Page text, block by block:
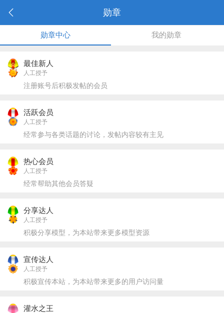
勋章
勋章中心 我的勋章
最佳新人
人工授予
注册账号后积极发帖的会员
活跃会员
人工授予
经常参与各类话题的讨论，发帖内容较有主见
热心会员
人工授予
经常帮助其他会员答疑
分享达人
人工授予
积极分享模型，为本站带来更多模型资源
宣传达人
人工授予
积极宣传本站，为本站带来更多的用户访问量
灌水之王